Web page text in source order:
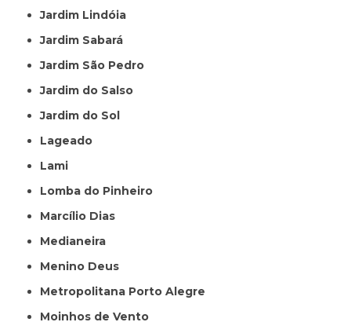
Jardim Lindóia
Jardim Sabará
Jardim São Pedro
Jardim do Salso
Jardim do Sol
Lageado
Lami
Lomba do Pinheiro
Marcílio Dias
Medianeira
Menino Deus
Metropolitana Porto Alegre
Moinhos de Vento